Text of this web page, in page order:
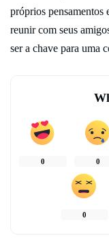
próprios pensamentos
reunir com seus
ser a chave para uma
0 0
0